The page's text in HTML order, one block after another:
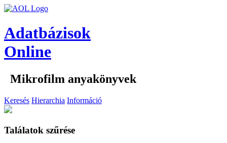
Adatbázisok
Online
Mikrofilm anyakönyvek
Keresés Hierarchia Információ
Találatok szűrése